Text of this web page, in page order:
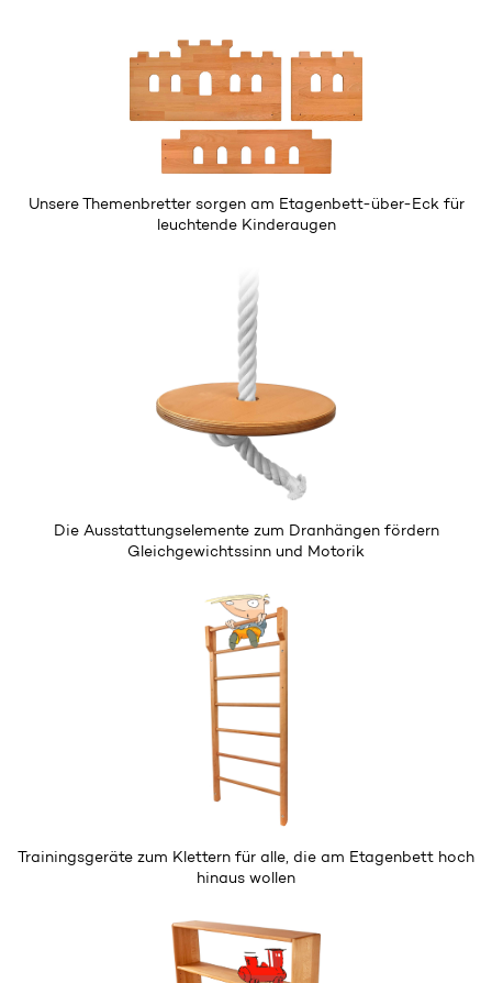
Unsere Themenbrettersorgen am Etagenbett-über-Eck für
leuchtende Kinderaugen
Die Ausstattungselemente zum Dranhängenfördern
Gleichgewichtssinn und Motorik
Trainingsgeräte zum Klettern für alle, die am Etagenbett hoch
hinaus wollen